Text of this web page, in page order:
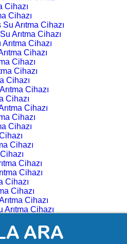
Cihazı
Cihazı
Arıtma Cihazı
Arıtma Cihazı
Cihazı
Cihazı
Cihazı
Cihazı
Cihazı
Cihazı
Cihazı
Cihazı
Cihazı
Cihazı
Cihazı
Cihazı
Cihazı
Cihazı
Cihazı
Cihazı
Arıtma Cihazı
Su Arıtma Cihazı
Arıtma Cihazı
Cihazı